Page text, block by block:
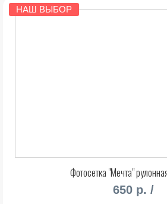
НАШ ВЫБОР
Фотосетка "Мечта"
650 р. /